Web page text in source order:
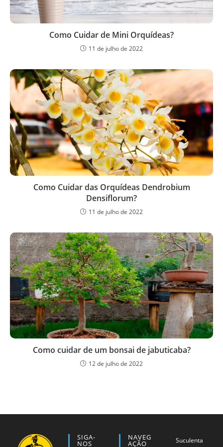
Como Cuidar de Mini Orquídeas?
11 de julho de 2022
Como Cuidar das Orquídeas Dendrobium
Densiflorum?
11 de julho de 2022
Como cuidar de um bonsai de jabuticaba?
12 de julho de 2022
SIGA-
NOS
NAVEG
AÇÃO
Suculenta